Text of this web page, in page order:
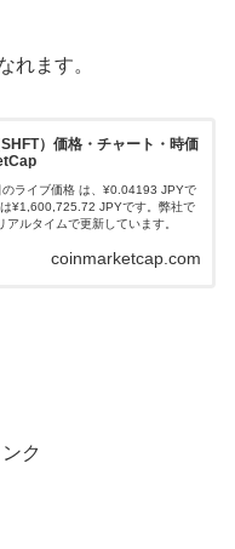
れます。
）価格・チャート・時価
ライブ価格 は、¥0.04193 JPYで
¥1,600,725.72 JPYです。弊社で
ルタイムで更新しています。
coinmarketcap.com
ク